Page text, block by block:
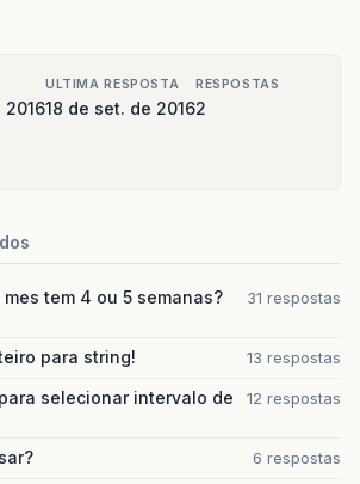
ULTIMA RESPOSTA
18 de set. de 2016
RESPOSTAS
2
tem 4 ou 5 semanas?
31 respostas
para string! 13 respostas
para selecionar intervalo de
12 respostas
6 respostas